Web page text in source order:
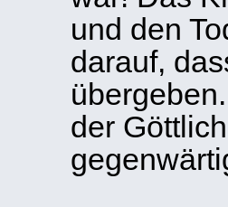
und den
darauf,
der